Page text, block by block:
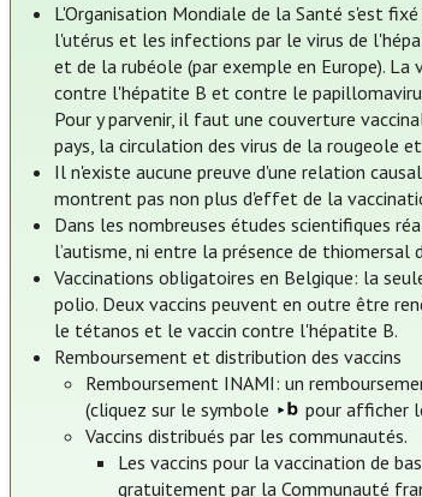
L'Organisation Mondiale de la Santé s'est
l'utérus et les infections par le virus de
et de la rubéole (par exemple en Europe).
contre l'hépatite B et contre le
Pour y parvenir, il faut une couverture
pays, la circulation des virus de la rougeole
Il n'existe aucune preuve d'une relation
montrent pas non plus d'effet de la
Dans les nombreuses études scientifiques
l’autisme, ni entre la présence de
Vaccinations obligatoires en Belgique: la
polio. Deux vaccins peuvent en outre être
le tétanos et le vaccin contre l'hépatite B.
Remboursement et distribution des vaccins
Remboursement INAMI: un
(cliquez sur le symbole
pour afficher
Vaccins distribués par les communautés.
Les vaccins pour la vaccination de
gratuitement par la Communauté